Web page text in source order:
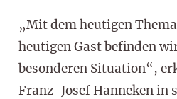
„Mit dem heutigen
heutigen Gast befinden
besonderen Situation“,
Franz-Josef Hanneken in